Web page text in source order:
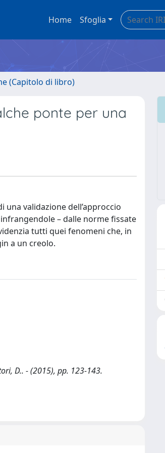
Home Sfoglia
(Capitolo di libro)
ponte per una
una validazione dell’approccio
– dalle norme fissate
tutti quei fenomeni che, in
a un creolo.
D.. - (2015), pp. 123-143.